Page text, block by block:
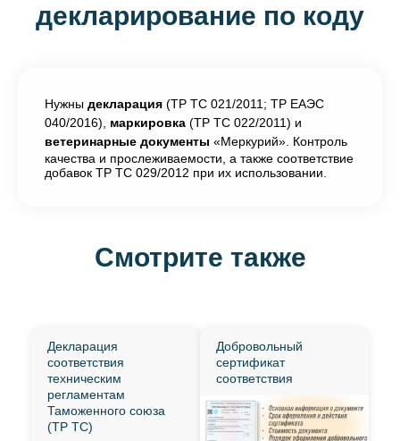
декларирование по коду
Нужны декларация (ТР ТС 021/2011; ТР ЕАЭС
040/2016), маркировка (ТР ТС 022/2011) и
ветеринарные документы «Меркурий». Контроль
качества и прослеживаемости, а также соответствие
добавок ТР ТС 029/2012 при их использовании.
Смотрите также
Декларация
соответствия
техническим
регламентам
Таможенного союза
(ТР ТС)
Добровольный
сертификат
соответствия